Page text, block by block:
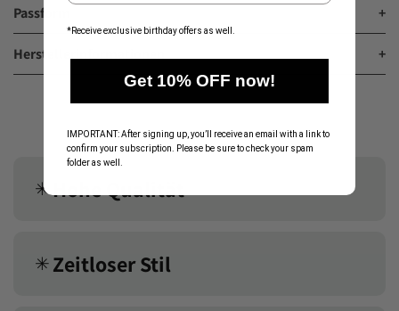
Passform +
Herstellerinformationen +
✳︎Hohe Qualität
✳︎Zeitloser Stil
*Receive exclusive birthday offers as well.
Get 10% OFF now!
IMPORTANT: After signing up, you’ll receive an email with a link to
confirm your subscription. Please be sure to check your spam
folder as well.